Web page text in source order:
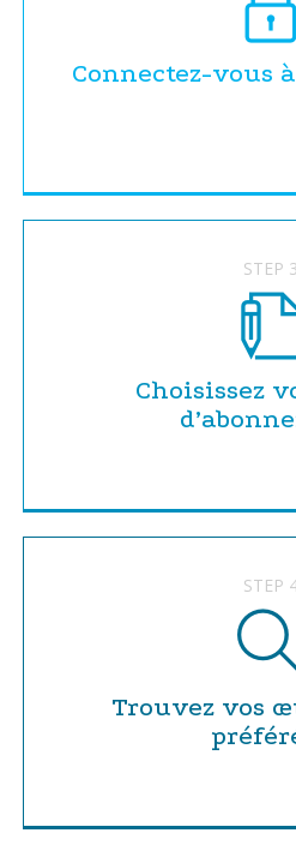
Connectez-vous
STEP 3
Choisissez
STEP
Trouvez vos